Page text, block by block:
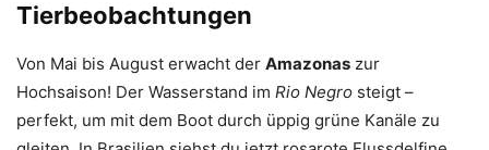
Tierbeobachtungen
Von Mai bis August erwacht der Amazonas zur
Hochsaison! Der Wasserstand im Rio Negro steigt –
perfekt, um mit dem Boot durch üppig grüne Kanäle zu